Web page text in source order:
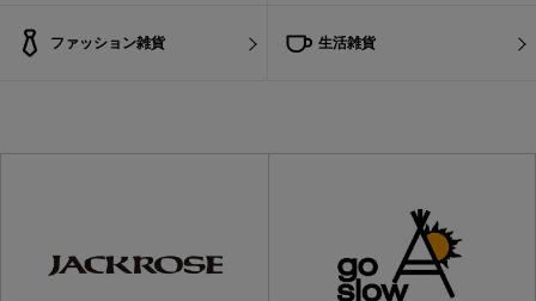
ファッション雑貨 生活雑貨